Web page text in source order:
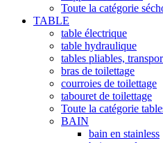
Toute la catégorie
TABLE
table électrique
table hydraulique
tables pliables,
bras de toilettage
courroies de toilettage
tabouret de toilettage
Toute la catégorie
BAIN
bain en stainless